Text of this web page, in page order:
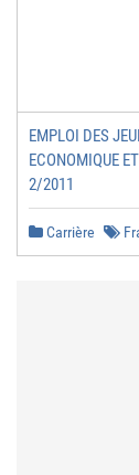
EMPLOI DES
ECONOMIQUE
2/2011
Carrière